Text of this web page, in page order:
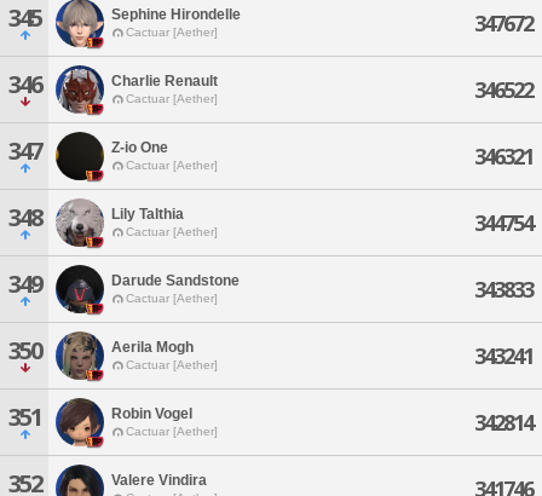
345 Sephine Hirondelle
Cactuar [Aether] 347672
346 Charlie Renault
Cactuar [Aether] 346522
347 Z-io One
Cactuar [Aether] 346321
348 Lily Talthia
Cactuar [Aether] 344754
349 Darude Sandstone
Cactuar [Aether] 343833
350 Aerila Mogh
Cactuar [Aether] 343241
351 Robin Vogel
Cactuar [Aether] 342814
352 Valere Vindira 341746